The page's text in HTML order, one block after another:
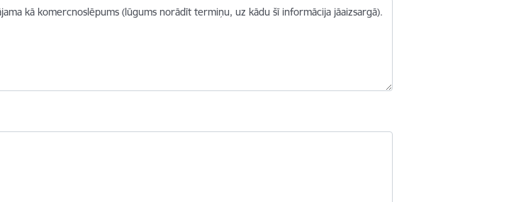
kā komercnoslēpums (lūgums norādīt termiņu, uz kādu šī informācija jāaizsargā).